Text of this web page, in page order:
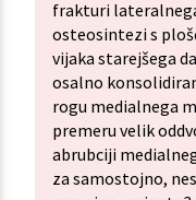
frakturi
osteosintezi s
vijaka starejšega
osalno
rogu medialnega
premeru velik
abrubciji
za samostojno,